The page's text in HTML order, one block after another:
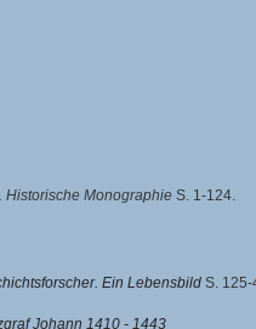
Historische Monographie S. 1-124.
Ein Lebensbild S. 125-
Johann 1410 - 1443